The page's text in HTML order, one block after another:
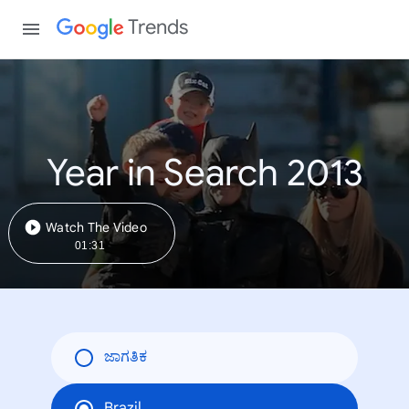
Trends
Year in Search 2013
Watch The Video
01:31
ಜಾಗತಿಕ